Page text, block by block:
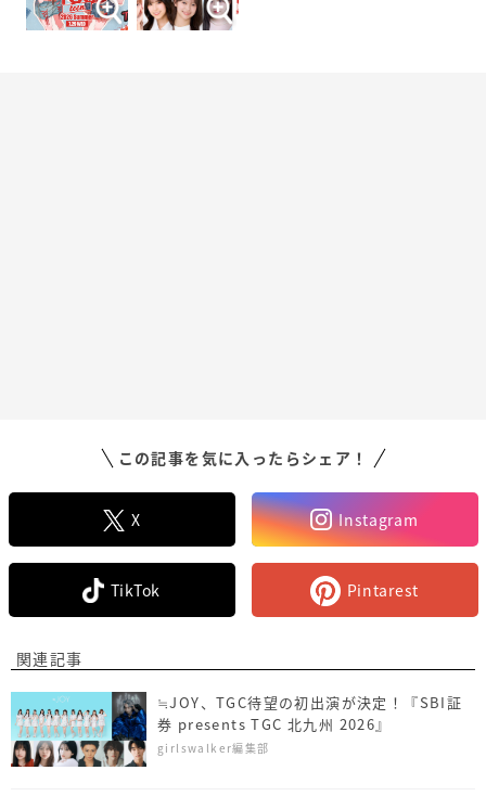
この記事を気に入ったらシェア！
X Instagram
TikTok Pintarest
関連記事
≒JOY、TGC待望の初出演が決定！『SBI証
券 presents TGC 北九州 2026』
girlswalker編集部